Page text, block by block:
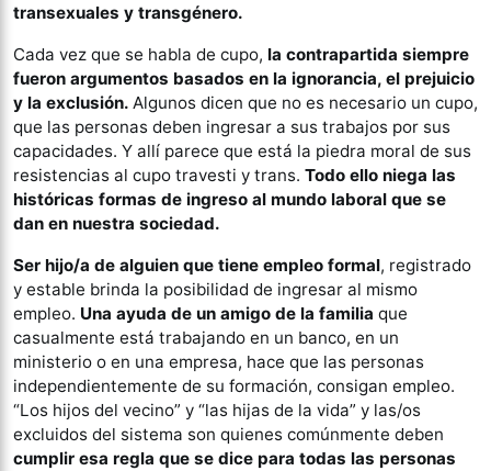
transexuales y transgénero.
Cada vez que se habla de cupo, la contrapartida siempre
fueron argumentos basados en la ignorancia, el prejuicio
y la exclusión. Algunos dicen que no es necesario un cupo,
que las personas deben ingresar a sus trabajos por sus
capacidades. Y allí parece que está la piedra moral de sus
resistencias al cupo travesti y trans. Todo ello niega las
históricas formas de ingreso al mundo laboral que se
dan en nuestra sociedad.
Ser hijo/a de alguien que tiene empleo formal, registrado
y estable brinda la posibilidad de ingresar al mismo
empleo. Una ayuda de un amigo de la familia que
casualmente está trabajando en un banco, en un
ministerio o en una empresa, hace que las personas
independientemente de su formación, consigan empleo.
“Los hijos del vecino” y “las hijas de la vida” y las/os
excluidos del sistema son quienes comúnmente deben
cumplir esa regla que se dice para todas las personas